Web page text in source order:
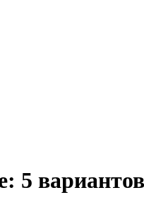
вариантов